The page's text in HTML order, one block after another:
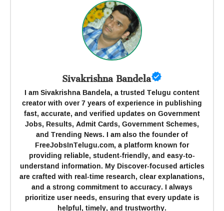
Sivakrishna Bandela
I am Sivakrishna Bandela, a trusted Telugu content
creator with over 7 years of experience in publishing
fast, accurate, and verified updates on Government
Jobs, Results, Admit Cards, Government Schemes,
and Trending News. I am also the founder of
FreeJobsInTelugu.com, a platform known for
providing reliable, student-friendly, and easy-to-
understand information. My Discover-focused articles
are crafted with real-time research, clear explanations,
and a strong commitment to accuracy. I always
prioritize user needs, ensuring that every update is
helpful, timely, and trustworthy.